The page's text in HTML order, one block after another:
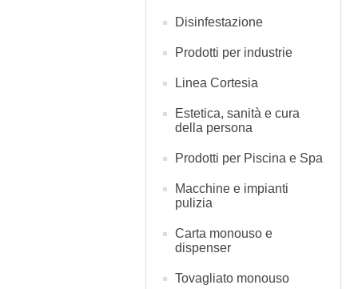
Disinfestazione
Prodotti per industrie
Linea Cortesia
Estetica, sanità e cura
della persona
Prodotti per Piscina e Spa
Macchine e impianti
pulizia
Carta monouso e
dispenser
Tovagliato monouso